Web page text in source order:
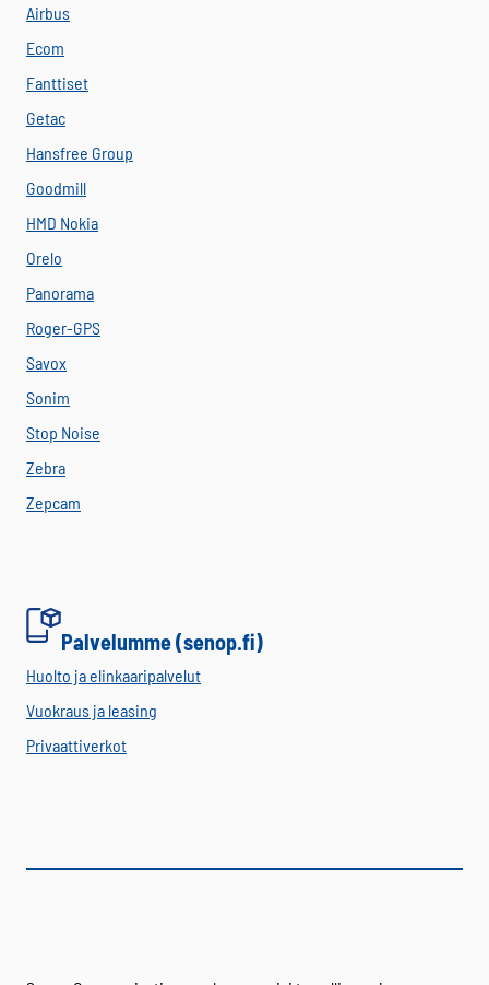
Airbus
Ecom
Fanttiset
Getac
Hansfree Group
Goodmill
HMD Nokia
Orelo
Panorama
Roger-GPS
Savox
Sonim
Stop Noise
Zebra
Zepcam
Palvelumme (senop.fi)
Huolto ja elinkaaripalvelut
Vuokraus ja leasing
Privaattiverkot